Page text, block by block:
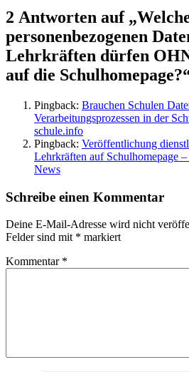
2 Antworten auf
personenbezogenen
Lehrkräften dürfen
auf die
Pingback: Brauchen Schulen
Verarbeitungsprozessen in der
schule.info
Pingback: Veröffentlichung
Lehrkräften auf Schulhomepage
News
Schreibe einen Kommentar
Deine E-Mail-Adresse wird nicht
Felder sind mit * markiert
Kommentar *